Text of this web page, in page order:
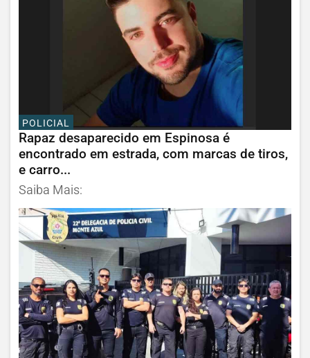
POLICIAL
Rapaz desaparecido em Espinosa é
encontrado em estrada, com marcas de tiros,
e carro...
Saiba Mais: